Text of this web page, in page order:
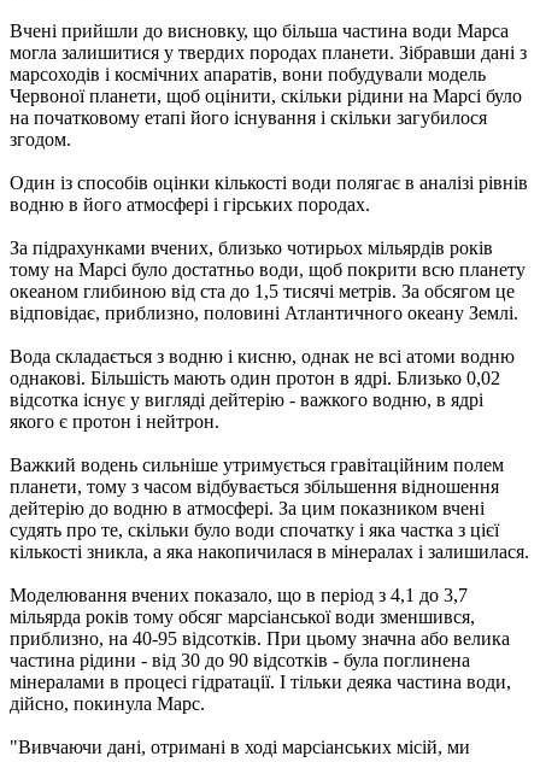
Вчені прийшли до висновку, що більша частина води Марса
могла залишитися у твердих породах планети. Зібравши дані з
марсоходів і космічних апаратів, вони побудували модель
Червоної планети, щоб оцінити, скільки рідини на Марсі було
на початковому етапі його існування і скільки загубилося
згодом.
Один із способів оцінки кількості води полягає в аналізі рівнів
водню в його атмосфері і гірських породах.
За підрахунками вчених, близько чотирьох мільярдів років
тому на Марсі було достатньо води, щоб покрити всю планету
океаном глибиною від ста до 1,5 тисячі метрів. За обсягом це
відповідає, приблизно, половині Атлантичного океану Землі.
Вода складається з водню і кисню, однак не всі атоми водню
однакові. Більшість мають один протон в ядрі. Близько 0,02
відсотка існує у вигляді дейтерію - важкого водню, в ядрі
якого є протон і нейтрон.
Важкий водень сильніше утримується гравітаційним полем
планети, тому з часом відбувається збільшення відношення
дейтерію до водню в атмосфері. За цим показником вчені
судять про те, скільки було води спочатку і яка частка з цієї
кількості зникла, а яка накопичилася в мінералах і залишилася.
Моделювання вчених показало, що в період з 4,1 до 3,7
мільярда років тому обсяг марсіанської води зменшився,
приблизно, на 40-95 відсотків. При цьому значна або велика
частина рідини - від 30 до 90 відсотків - була поглинена
мінералами в процесі гідратації. І тільки деяка частина води,
дійсно, покинула Марс.
"Вивчаючи дані, отримані в ході марсіанських місій, ми